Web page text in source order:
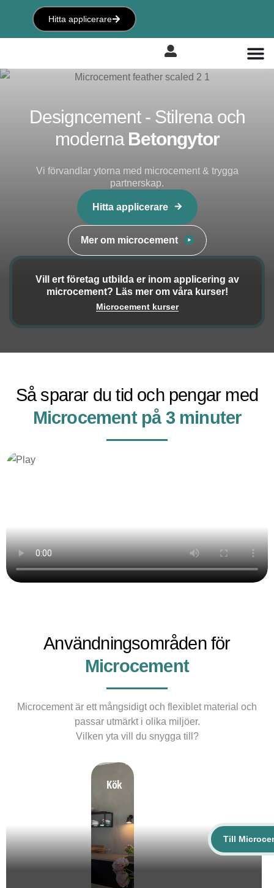
Hitta applicerare
Designcement - Stilrena och
moderna Betongytor
Vi förvandlar ytorna med microcement & trygga
partnerskap.
Hitta applicerare
Mer om microcement
Vill ert företag utbilda er inom applicering av
microcement? Läs mer om våra kurser!
Microcement kurser
Så sparar du tid och pengar med
Microcement på 3 minuter
Användningsområden för
Microcement
Microcement är ett mångsidigt och flexiblet material och
passar utmärkt i olika miljöer.
Vilken yta vill du snygga till?
Kök
Till